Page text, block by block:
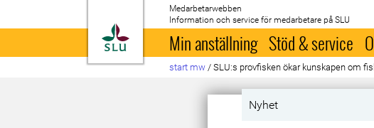
Till startsida
Medarbetarwebben
Information och service för medarbetare på SLU
Min anställning Stöd & service
start mw / SLU:s provfisken ökar kunskapen om
Nyhet